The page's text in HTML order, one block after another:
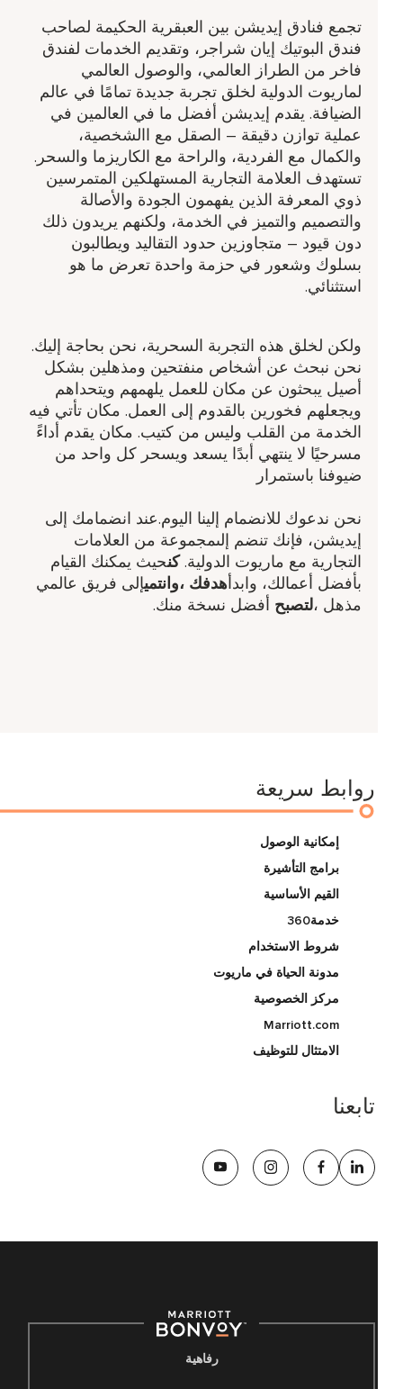
تجمع فنادق إيديشن بين العبقرية الحكيمة لصاحب
فندق البوتيك إيان شراجر، وتقديم الخدمات لفندق
فاخر من الطراز العالمي، والوصول العالمي
لماريوت الدولية لخلق تجربة جديدة تمامًا في عالم
الضيافة. يقدم إيديشن أفضل ما في العالمين في
عملية توازن دقيقة – الصقل مع االشخصية،
والكمال مع الفردية، والراحة مع الكاريزما والسحر.
تستهدف العلامة التجارية المستهلكين المتمرسين
ذوي المعرفة الذين يفهمون الجودة والأصالة
والتصميم والتميز في الخدمة، ولكنهم يريدون ذلك
دون قيود – متجاوزين حدود التقاليد ويطالبون
بسلوك وشعور في حزمة واحدة تعرض ما هو
استثنائي.
ولكن لخلق هذه التجربة السحرية، نحن بحاجة إليك.
نحن نبحث عن أشخاص منفتحين ومذهلين بشكل
أصيل يبحثون عن مكان للعمل يلهمهم ويتحداهم
ويجعلهم فخورين بالقدوم إلى العمل. مكان تأتي فيه
الخدمة من القلب وليس من كتيب. مكان يقدم أداءً
مسرحيًا لا ينتهي أبدًا يسعد ويسحر كل واحد من
ضيوفنا باستمرار
نحن ندعوك للانضمام إلينا اليوم.عند انضمامك إلى
إيديشن، فإنك تنضم إلىمجموعة من العلامات
التجارية مع ماريوت الدولية.كنحيث يمكنك القيام
بأفضل أعمالك، وابدأهدفك ​،وانتميإلى فريق عالمي
مذهل ​،لتصبحأفضل نسخة منك.
روابط سريعة
إمكانية الوصول
برامج التأشيرة
القيم الأساسية
خدمة360
شروط الاستخدام
مدونة الحياة في ماريوت
مركز الخصوصية
Marriott.com
الامتثال للتوظيف
تابعنا
رفاهية